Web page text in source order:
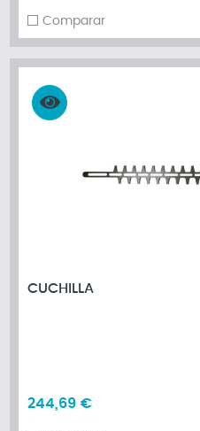
Comparar
CUCHILLA
244,69 €